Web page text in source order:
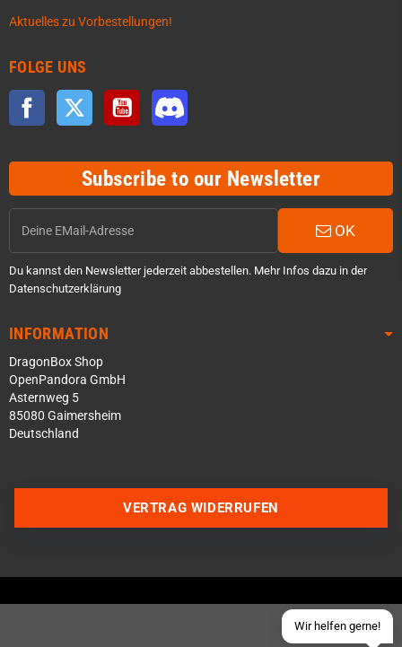
Aktuelles zu Vorbestellungen!
FOLGE UNS
Facebook Twitter YouTube
Subscribe to our Newsletter
OK
Du kannst den Newsletter jederzeit abbestellen. Mehr Infos dazu in der
Datenschutzerklärung
INFORMATION
DragonBox Shop
OpenPandora GmbH
Asternweg 5
85080 Gaimersheim
Deutschland
Wir helfen gerne!
Schick uns eine eMail
VERTRAG WIDERRUFEN